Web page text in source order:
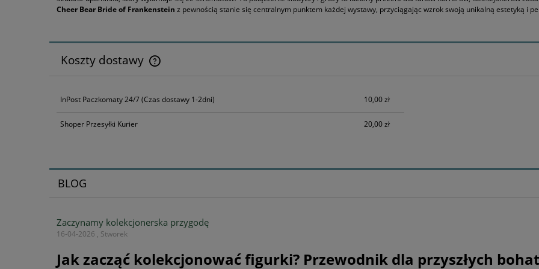
Cheer Bear Bride of Frankenstein z pewnością stanie się centralnym punktem każdej wystawy, przyciągając wzrok swoją unikalną estetyką i
Koszty dostawy
płatności
InPost Paczkomaty 24/7(Czas dostawy 1-2dni) 10,00 zł
Shoper Przesyłki Kurier 20,00 zł
BLOG
Zaczynamy kolekcjonerska przygodę
16-04-2026 , Stworek
Jak zacząć kolekcjonować figurki? Przewodnik dla przyszłych